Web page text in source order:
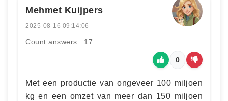
Mehmet Kuijpers
2025-08-16 09:14:06
Count answers : 17
0
Met een productie van ongeveer 100 miljoen
kg en een omzet van meer dan 150 miljoen